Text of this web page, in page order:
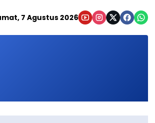
7 Agustus 2026